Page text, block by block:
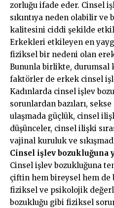
zorluğu ifade eder. Cinsel
sıkıntıya neden olabilir ve
kalitesini ciddi şekilde
Erkekleri etkileyen en
fiziksel bir nedeni olan
Bununla birlikte, durumsal
faktörler de erkek cinsel
Kadınlarda cinsel işlev
sorunlardan bazıları,
ulaşmada güçlük, cinsel
düşünceler, cinsel ilişki
vajinal kuruluk ve
Cinsel işlev bozukluğuna
Cinsel işlev bozukluğuna
çiftin hem bireysel hem
fiziksel ve psikolojik
bozukluğu gibi fiziksel